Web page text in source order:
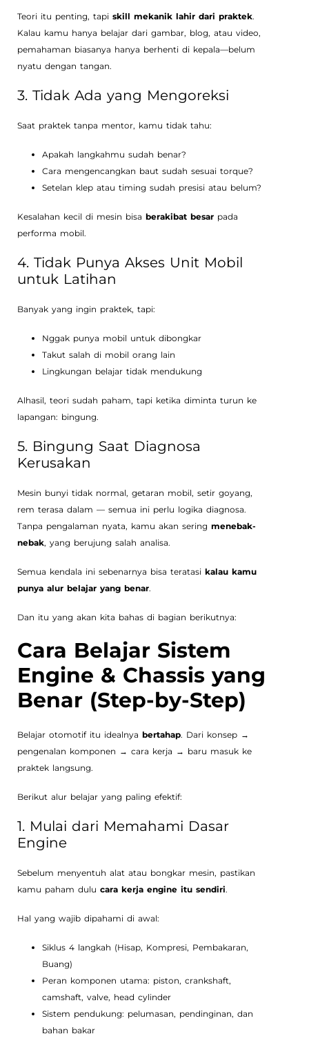
Teori itu penting, tapi skill mekanik lahir dari praktek.
Kalau kamu hanya belajar dari gambar, blog, atau video,
pemahaman biasanya hanya berhenti di kepala—belum
nyatu dengan tangan.
3. Tidak Ada yang Mengoreksi
Saat praktek tanpa mentor, kamu tidak tahu:
Apakah langkahmu sudah benar?
Cara mengencangkan baut sudah sesuai torque?
Setelan klep atau timing sudah presisi atau belum?
Kesalahan kecil di mesin bisa berakibat besar pada
performa mobil.
4. Tidak Punya Akses Unit Mobil
untuk Latihan
Banyak yang ingin praktek, tapi:
Nggak punya mobil untuk dibongkar
Takut salah di mobil orang lain
Lingkungan belajar tidak mendukung
Alhasil, teori sudah paham, tapi ketika diminta turun ke
lapangan: bingung.
5. Bingung Saat Diagnosa
Kerusakan
Mesin bunyi tidak normal, getaran mobil, setir goyang,
rem terasa dalam — semua ini perlu logika diagnosa.
Tanpa pengalaman nyata, kamu akan sering menebak-
nebak, yang berujung salah analisa.
Semua kendala ini sebenarnya bisa teratasi kalau kamu
punya alur belajar yang benar.
Dan itu yang akan kita bahas di bagian berikutnya:
Cara Belajar Sistem
Engine & Chassis yang
Benar (Step-by-Step)
Belajar otomotif itu idealnya bertahap. Dari konsep →
pengenalan komponen → cara kerja → baru masuk ke
praktek langsung.
Berikut alur belajar yang paling efektif:
1. Mulai dari Memahami Dasar
Engine
Sebelum menyentuh alat atau bongkar mesin, pastikan
kamu paham dulu cara kerja engine itu sendiri.
Hal yang wajib dipahami di awal:
Siklus 4 langkah (Hisap, Kompresi, Pembakaran,
Buang)
Peran komponen utama: piston, crankshaft,
camshaft, valve, head cylinder
Sistem pendukung: pelumasan, pendinginan, dan
bahan bakar